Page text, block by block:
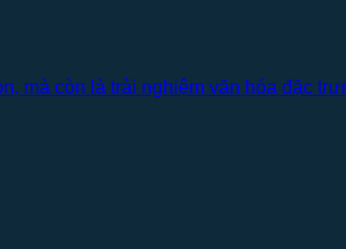
mà còn là trải nghiệm văn hóa đặc